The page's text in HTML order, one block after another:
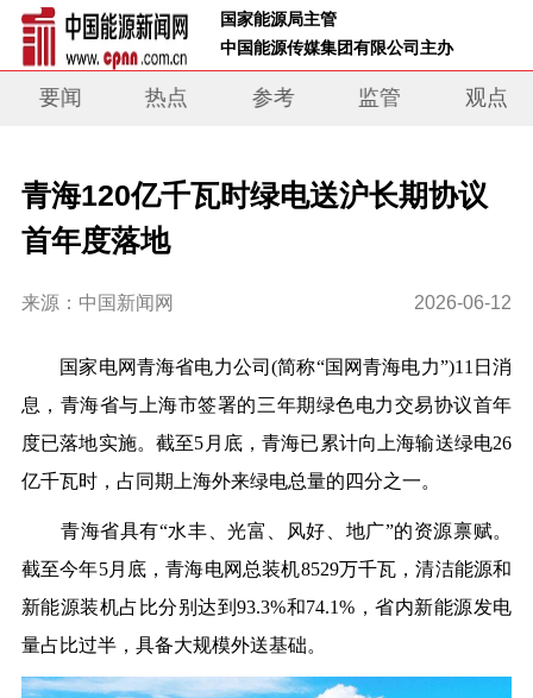
国家能源局主管
中国能源传媒集团有限公司主办
要闻 热点 参考 监管 观点
青海120亿千瓦时绿电送沪长期协议
首年度落地
来源：中国新闻网 2026-06-12
国家电网青海省电力公司(简称“国网青海电力”)11日消
息，青海省与上海市签署的三年期绿色电力交易协议首年
度已落地实施。截至5月底，青海已累计向上海输送绿电26
亿千瓦时，占同期上海外来绿电总量的四分之一。
青海省具有“水丰、光富、风好、地广”的资源禀赋。
截至今年5月底，青海电网总装机8529万千瓦，清洁能源和
新能源装机占比分别达到93.3%和74.1%，省内新能源发电
量占比过半，具备大规模外送基础。